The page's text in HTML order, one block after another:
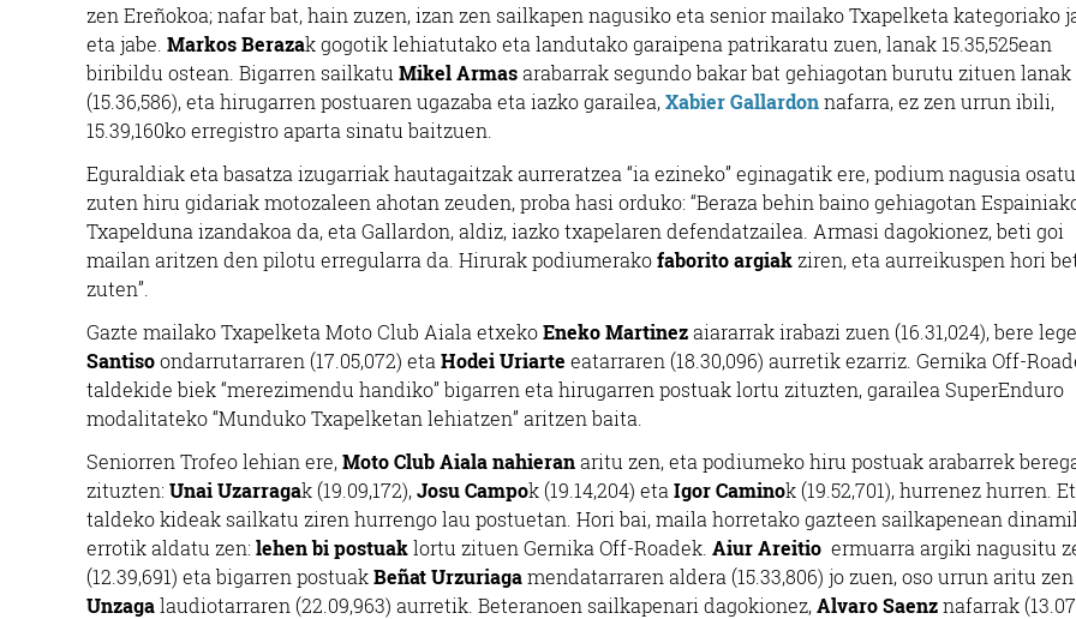
zen Ereñokoa; nafar bat, hain zuzen, izan zen sailkapen nagusiko eta senior mailako Txapelketa kategoriako
eta jabe. Markos Berazak gogotik lehiatutako eta landutako garaipena patrikaratu zuen, lanak 15.35,525ean
biribildu ostean. Bigarren sailkatu Mikel Armasarabarrak segundo bakar bat gehiagotan burutu zituen lanak
(15.36,586), eta hirugarren postuaren ugazaba eta iazko garailea,Xabier Gallardonnafarra, ez zen urrun ibili,
15.39,160ko erregistro aparta sinatu baitzuen.
Eguraldiak eta basatza izugarriak hautagaitzak aurreratzea “ia ezineko” eginagatik ere, podium nagusia osatu
zuten hiru gidariak motozaleen ahotan zeuden, proba hasi orduko: “Beraza behin baino gehiagotan
Txapelduna izandakoa da, eta Gallardon, aldiz, iazko txapelaren defendatzailea. Armasi dagokionez, beti goi
mailan aritzen den pilotu erregularra da. Hirurak podiumerakofaborito argiak ziren, eta aurreikuspen hori
zuten”.
Gazte mailako Txapelketa Moto Club Aiala etxekoEneko Martinezaiararrak irabazi zuen (16.31,024), bere
Santisoondarrutarraren (17.05,072) eta Hodei Uriarte eatarraren (18.30,096) aurretik ezarriz. Gernika Off-
taldekide biek “merezimendu handiko” bigarren eta hirugarren postuak lortu zituzten, garailea SuperEnduro
modalitateko “Munduko Txapelketan lehiatzen” aritzen baita.
Seniorren Trofeo lehian ere,Moto Club Aiala nahieranaritu zen, eta podiumeko hiru postuak arabarrek
zituzten: Unai Uzarragak (19.09,172),Josu Campok (19.14,204) eta Igor Caminok (19.52,701), hurrenez hurren.
taldeko kideak sailkatu ziren hurrengo lau postuetan. Hori bai, maila horretako gazteen sailkapenean
errotik aldatu zen: lehen bi postuaklortu zituen Gernika Off-Roadek. Aiur Areitio ermuarra argiki nagusitu
(12.39,691) eta bigarren postuakBeñat Urzuriagamendatarraren aldera (15.33,806) jo zuen, oso urrun aritu zen
Unzagalaudiotarraren (22.09,963) aurretik. Beteranoen sailkapenari dagokionez,Alvaro Saenznafarrak